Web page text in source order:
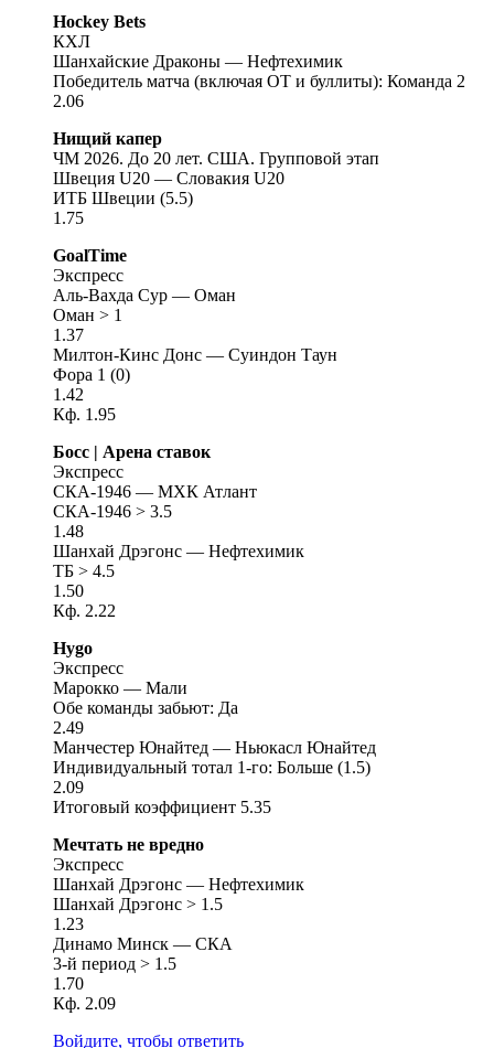
Hockey Bets
КХЛ
Шанхайские Драконы — Нефтехимик
Победитель матча (включая ОТ и буллиты): Команда 2
2.06
Нищий капер
ЧМ 2026. До 20 лет. США. Групповой этап
Швеция U20 — Словакия U20
ИТБ Швеции (5.5)
1.75
GoalTime
Экспресс
Аль-Вахда Сур — Оман
Оман > 1
1.37
Милтон-Кинс Донс — Суиндон Таун
Фора 1 (0)
1.42
Кф. 1.95
Босс | Арена ставок
Экспресс
СКА-1946 — МХК Атлант
СКА-1946 > 3.5
1.48
Шанхай Дрэгонс — Нефтехимик
ТБ > 4.5
1.50
Кф. 2.22
Hygo
Экспресс
Марокко — Мали
Обе команды забьют: Да
2.49
Манчестер Юнайтед — Ньюкасл Юнайтед
Индивидуальный тотал 1-го: Больше (1.5)
2.09
Итоговый коэффициент 5.35
Мечтать не вредно
Экспресс
Шанхай Дрэгонс — Нефтехимик
Шанхай Дрэгонс > 1.5
1.23
Динамо Минск — СКА
3-й период > 1.5
1.70
Кф. 2.09
Войдите, чтобы ответить